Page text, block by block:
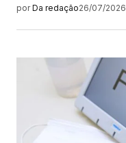
por Da redação26/07/2026